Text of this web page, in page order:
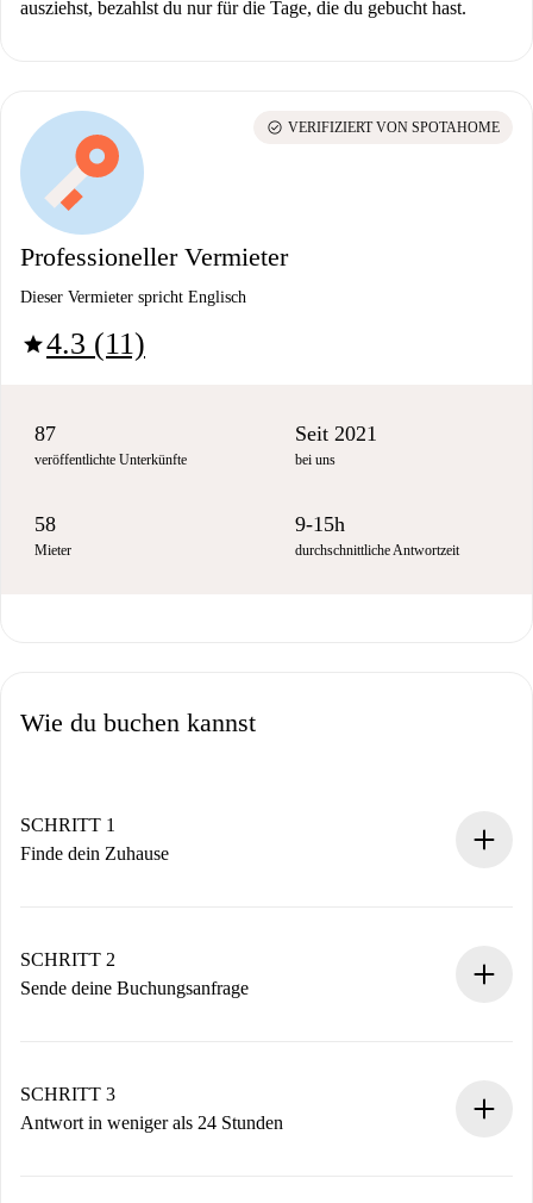
ausziehst, bezahlst du nur für die Tage, die du gebucht hast.
Professioneller Vermieter
Dieser Vermieter spricht Englisch
star4.3 (11)
check_circle VERIFIZIERT VON SPOTAHOME
87
veröffentlichte Unterkünfte
Seit 2021
bei uns
58
Mieter
9-15h
durchschnittliche Antwortzeit
Wie du buchen kannst
SCHRITT 1
Finde dein Zuhause
Du erhältst alle notwendigen Informationen im Voraus.
SCHRITT 2
Sende deine Buchungsanfrage
Denk daran, dass wir dich erst belasten, wenn der
Vermieter zustimmt.
SCHRITT 3
Antwort in weniger als 24 Stunden